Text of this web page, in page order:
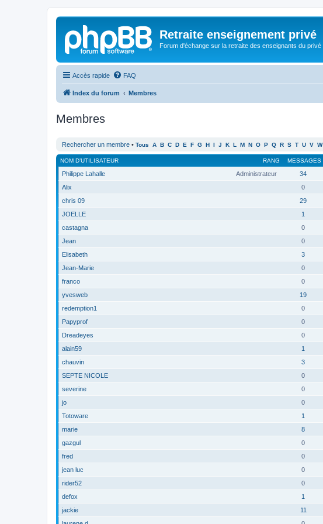
Retraite enseignement privé
Forum d'échange sur la retraite des enseignants du privé
Accès rapide FAQ
Index du forum Membres
Membres
Rechercher un membre • Tous A B C D E F G H I J K L M N O P Q R S T U V W
RANG
NOM D’UTILISATEUR MESSAGES
Administrateur
Philippe Lahalle 34
Alix
0
chris 09
29
JOELLE
1
castagna
0
Jean
0
Elisabeth
3
Jean-Marie
0
franco
0
yvesweb
19
redemption1
0
Papyprof
0
Dreadeyes
0
alain59
1
chauvin
3
SEPTE NICOLE
0
severine
0
jo
0
Totoware
1
marie
8
gazgul
0
fred
0
jean luc
0
rider52
0
defox
1
jackie
11